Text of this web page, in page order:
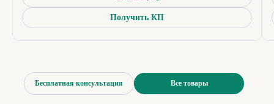
Бесплатная консультация Все товары
Получить КП